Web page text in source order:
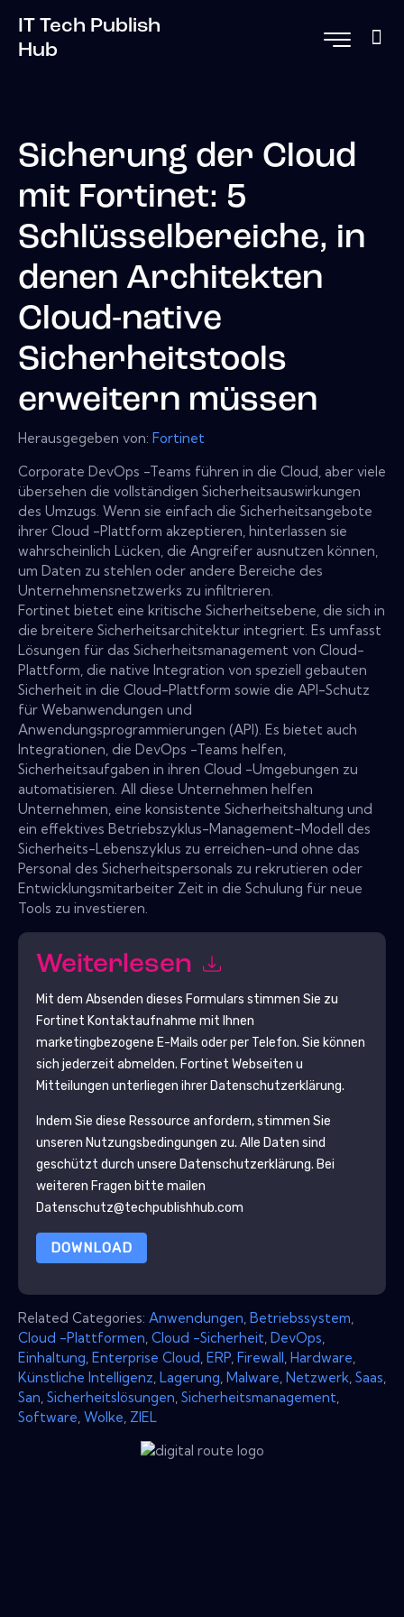
IT Tech Publish
Hub
Sicherung der Cloud
mit Fortinet: 5
Schlüsselbereiche, in
denen Architekten
Cloud-native
Sicherheitstools
erweitern müssen
Herausgegeben von: Fortinet
Corporate DevOps -Teams führen in die Cloud, aber viele
übersehen die vollständigen Sicherheitsauswirkungen
des Umzugs. Wenn sie einfach die Sicherheitsangebote
ihrer Cloud -Plattform akzeptieren, hinterlassen sie
wahrscheinlich Lücken, die Angreifer ausnutzen können,
um Daten zu stehlen oder andere Bereiche des
Unternehmensnetzwerks zu infiltrieren.
Fortinet bietet eine kritische Sicherheitsebene, die sich in
die breitere Sicherheitsarchitektur integriert. Es umfasst
Lösungen für das Sicherheitsmanagement von Cloud-
Plattform, die native Integration von speziell gebauten
Sicherheit in die Cloud-Plattform sowie die API-Schutz
für Webanwendungen und
Anwendungsprogrammierungen (API). Es bietet auch
Integrationen, die DevOps -Teams helfen,
Sicherheitsaufgaben in ihren Cloud -Umgebungen zu
automatisieren. All diese Unternehmen helfen
Unternehmen, eine konsistente Sicherheitshaltung und
ein effektives Betriebszyklus-Management-Modell des
Sicherheits-Lebenszyklus zu erreichen-und ohne das
Personal des Sicherheitspersonals zu rekrutieren oder
Entwicklungsmitarbeiter Zeit in die Schulung für neue
Tools zu investieren.
Weiterlesen
Mit dem Absenden dieses Formulars stimmen Sie zu
Fortinet Kontaktaufnahme mit Ihnen
marketingbezogene E-Mails oder per Telefon. Sie können
sich jederzeit abmelden. Fortinet Webseiten u
Mitteilungen unterliegen ihrer Datenschutzerklärung.
Indem Sie diese Ressource anfordern, stimmen Sie
unseren Nutzungsbedingungen zu. Alle Daten sind
geschützt durch unsere Datenschutzerklärung. Bei
weiteren Fragen bitte mailen
Datenschutz@techpublishhub.com
DOWNLOAD
Related Categories: Anwendungen Betriebssystem
Cloud -Plattformen Cloud -Sicherheit DevOps
Einhaltung Enterprise Cloud ERP Firewall Hardware
Künstliche Intelligenz Lagerung Malware Netzwerk Saas
San Sicherheitslösungen Sicherheitsmanagement
Software Wolke ZIEL